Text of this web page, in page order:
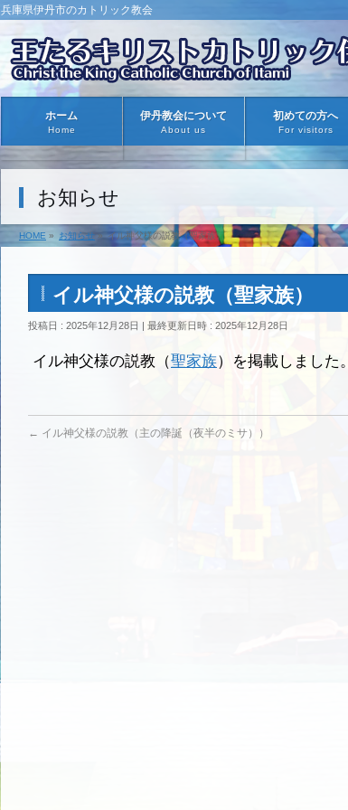
兵庫県伊丹市のカトリック教会
ホーム
Home
伊丹教会について
About us
初めての方へ
For visitors
お知らせ
HOME » お知らせ » イル神父様の説教（聖家族）
イル神父様の説教（聖家族）
投稿日 : 2025年12月28日 最終更新日時 : 2025年12月28日
イル神父様の説教（聖家族）を掲載しました。
← イル神父様の説教（主の降誕（夜半のミサ））